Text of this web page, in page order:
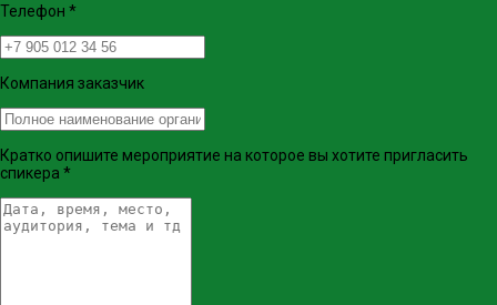
Телефон *
Компания заказчик
Кратко опишите мероприятие на которое вы хотите пригласить
спикера *